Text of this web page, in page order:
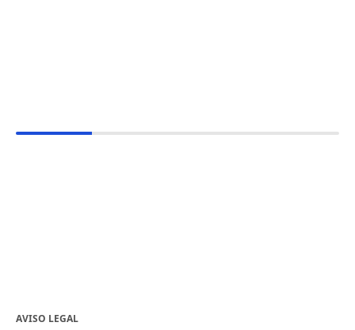
AVISO LEGAL